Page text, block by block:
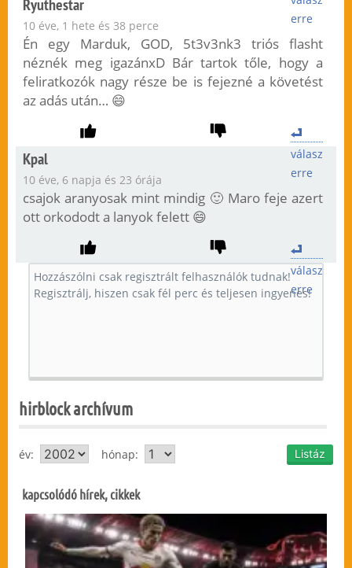
erre
Ryuthestar
10 éve, 1 hete és 38 perce
Én egy Marduk, GOD, 5t3v3nk3 triós flasht
néznék meg igazánxD Bár tartok tőle, hogy a
feliratkozók nagy része be is fejezné a követést
az adás után… 😄
válasz
erre
Kpal
10 éve, 6 napja és 23 órája
csajok aranyosak mint mindig 🙂 Maro feje azert
ott orkododt a lanyok felett 😄
válasz
erre
hirblock archívum
év: hónap:
kapcsolódó hírek, cikkek